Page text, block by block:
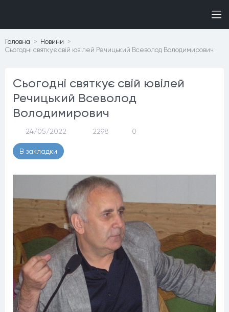
Головна
Новини
Сьогодні святкує свій ювілей Речицький Всеволод Володимирович
Сьогодні святкує свій ювілей
Речицький Всеволод
Володимирович
24/05/2022 2298 0
В закладки